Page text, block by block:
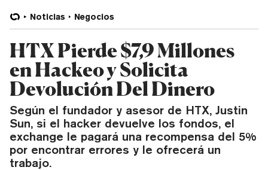
Noticias Negocios
HTX Pierde $7,9 Millones
en Hackeo y Solicita
Devolución Del Dinero
Según el fundador y asesor de HTX, Justin
Sun, si el hacker devuelve los fondos, el
exchange le pagará una recompensa del 5%
por encontrar errores y le ofrecerá un
trabajo.